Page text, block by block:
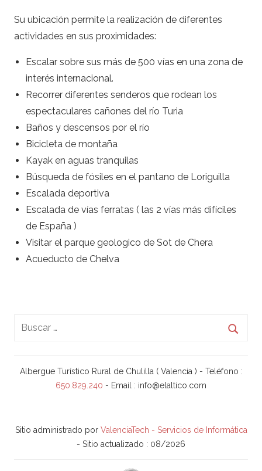
Su ubicación permite la realización de diferentes
actividades en sus proximidades:
Escalar sobre sus más de 500 vías en una zona de
interés internacional.
Recorrer diferentes senderos que rodean los
espectaculares cañones del río Turia
Baños y descensos por el río
Bicicleta de montaña
Kayak en aguas tranquilas
Búsqueda de fósiles en el pantano de Loriguilla
Escalada deportiva
Escalada de vías ferratas ( las 2 vías más difíciles
de España )
Visitar el parque geologico de Sot de Chera
Acueducto de Chelva
Albergue Turístico Rural de Chulilla ( Valencia ) - Teléfono :
650.829.240 - Email : info@elaltico.com
Sitio administrado por ValenciaTech - Servicios de Informática
- Sitio actualizado : 08/2026